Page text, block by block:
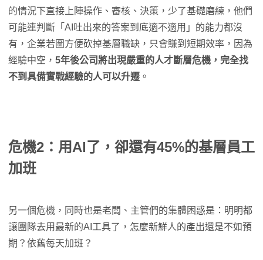
的情況下直接上陣操作、審核、決策，少了基礎磨練，他們
可能連判斷「AI吐出來的答案到底適不適用」的能力都沒
有，企業若圖方便砍掉基層職缺，只會賺到短期效率，因為
經驗中空， 5年後公司將出現嚴重的人才斷層危機，完全找
不到具備實戰經驗的人可以升遷 。
危機2：用AI了，卻還有45%的基層員工
加班
另一個危機，同時也是老闆、主管們的集體困惑是：明明都
讓團隊去用最新的AI工具了，怎麼新鮮人的產出還是不如預
期？依舊每天加班？